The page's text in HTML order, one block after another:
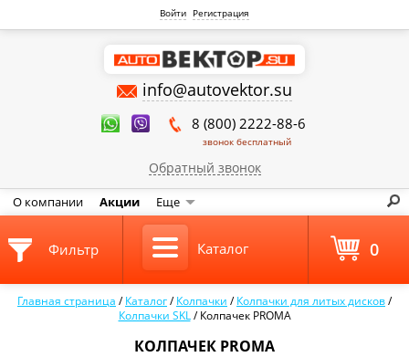
Войти Регистрация
info@autovektor.su
8 (800) 2222-88-6
звонок бесплатный
Обратный звонок
О компании Акции Еще
Главная страница /Каталог/Колпачки /Колпачки для литых дисков/
Колпачки SKL /Колпачек PROMA
КОЛПАЧЕК PROMA
Фильтр Каталог 0